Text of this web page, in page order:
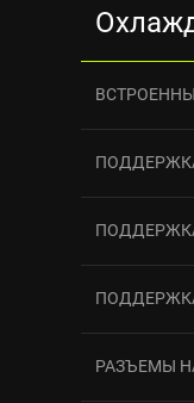
РАЗЪЕМЫ